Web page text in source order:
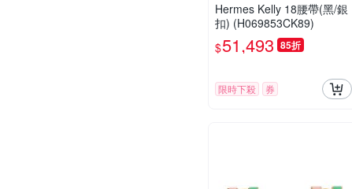
Hermes Kelly 18腰帶(黑/銀
扣) (H069853CK89)
$51,493 85折
限時下殺 券